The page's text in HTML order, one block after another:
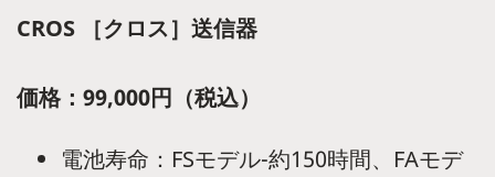
CROS ［クロス］送信器
価格：99,000円（税込）
電池寿命：FSモデル-約150時間、FAモデ